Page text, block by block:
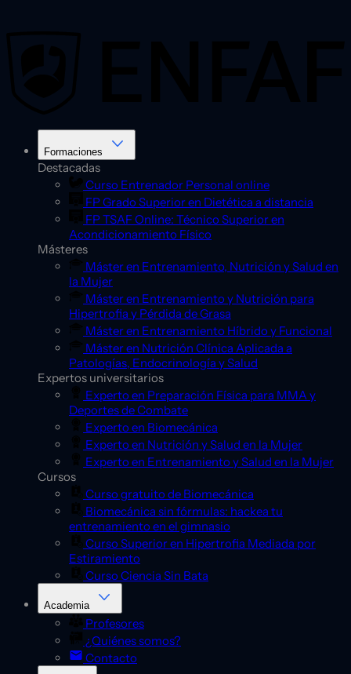
Formaciones
Destacadas
Curso Entrenador Personal online
FP Grado Superior en Dietética a distancia
FP TSAF Online: Técnico Superior en
Acondicionamiento Físico
Másteres
Máster en Entrenamiento, Nutrición y Salud en
la Mujer
Máster en Entrenamiento y Nutrición para
Hipertrofia y Pérdida de Grasa
Máster en Entrenamiento Híbrido y Funcional
Máster en Nutrición Clínica Aplicada a
Patologías, Endocrinología y Salud
Expertos universitarios
Experto en Preparación Física para MMA y
Deportes de Combate
Experto en Biomecánica
Experto en Nutrición y Salud en la Mujer
Experto en Entrenamiento y Salud en la Mujer
Cursos
Curso gratuito de Biomecánica
Biomecánica sin fórmulas: hackea tu
entrenamiento en el gimnasio
Curso Superior en Hipertrofia Mediada por
Estiramiento
Curso Ciencia Sin Bata
Academia
Profesores
¿Quiénes somos?
Contacto